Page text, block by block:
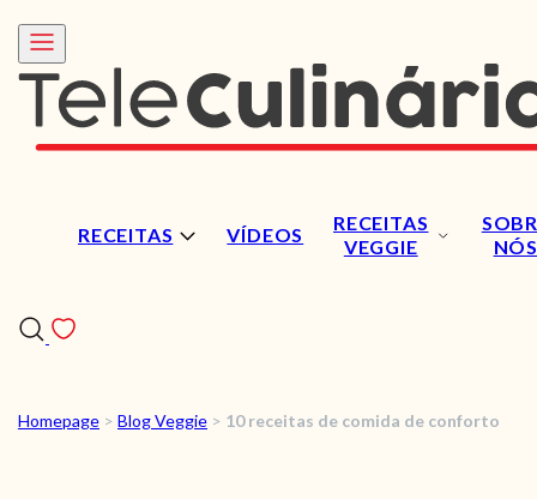
RECEITAS VÍDEOS
RECEITAS
VEGGIE
NÓS
RECEITAS
Homepage > Blog Veggie > 10 receitas de comida de conforto